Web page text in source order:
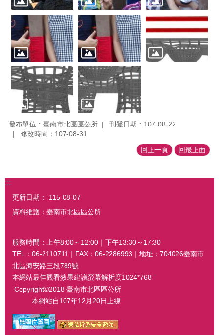
發布單位：臺南市北區區公所
刊登日期：107-08-22
修改時間：107-08-31
回上一頁 回最上面
:::
更新日期：
115-08-07
資料維護：臺南市北區區公所
服務時間：上午8:00～12:00｜下午13:30～17:30
TEL：06-2110711｜FAX：06-2286993｜地址：704026臺南市
北區海安路三段789號
本網站最佳觀看效果建議螢幕解析度1024*768
Copyright©2018 臺南市北區區公所
本網站自107年12月20日上線